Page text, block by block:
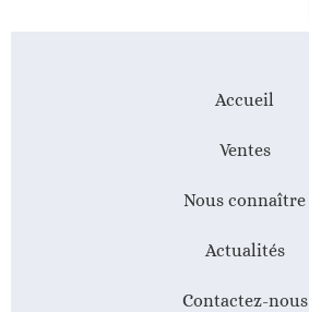
Accueil
Ventes
Nous connaître
Actualités
Contactez-nous